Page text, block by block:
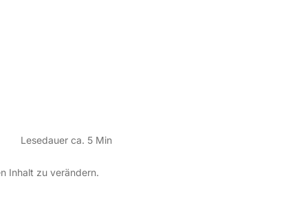
Lesedauer ca. 5 Min
Inhalt zu verändern.